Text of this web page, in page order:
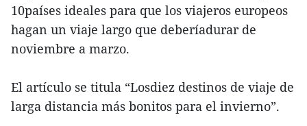
10países ideales para que los viajeros europeos
hagan un viaje largo que deberíadurar de
noviembre a marzo.
El artículo se titula “Losdiez destinos de viaje de
larga distancia más bonitos para el invierno”.